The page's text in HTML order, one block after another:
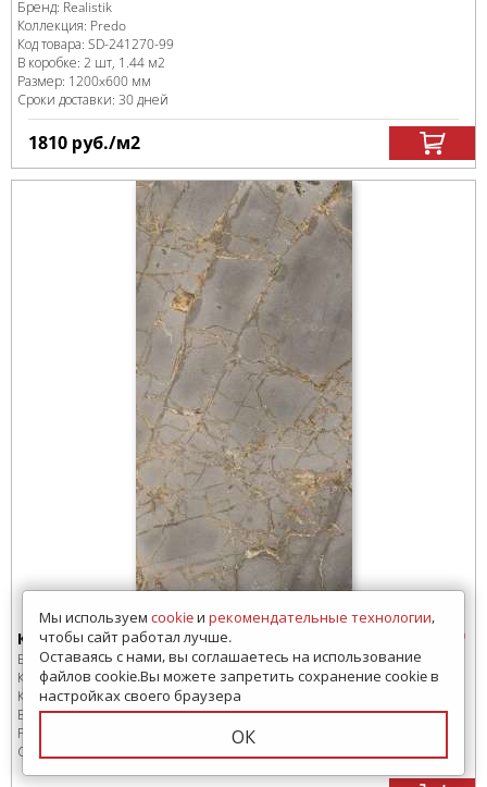
Бренд: Realistik
Коллекция: Predo
Код товара: SD-241270-99
В коробке: 2 шт, 1.44 м2
Размер: 1200x600 мм
Сроки доставки: 30 дней
1810 руб./м2
Керамогранит Realistik Reflection Gold 60x120
Бренд:Realistik
Коллекция: Reflection Gold
Код товара:SD-221504-99
В коробке:2 шт, 1.44 м2
Размер:
Сроки доставки: 30 дней
Мы используем cookieи рекомендательные технологии,
чтобы сайт работал лучше.
Оставаясь с нами, вы соглашаетесь на использование
файлов cookie.Вы можете запретить сохранение cookie в
настройках своего браузера
ОК